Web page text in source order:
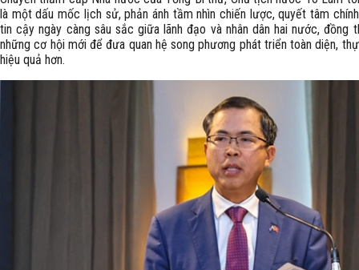
là một dấu mốc lịch sử, phản ánh tầm nhìn chiến lược, quyết tâm
tin cậy ngày càng sâu sắc giữa lãnh đạo và nhân dân hai nước, đồng
những cơ hội mới để đưa quan hệ song phương phát triển toàn diện,
hiệu quả hơn.